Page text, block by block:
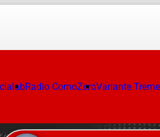
Radio ComoZeroVariante